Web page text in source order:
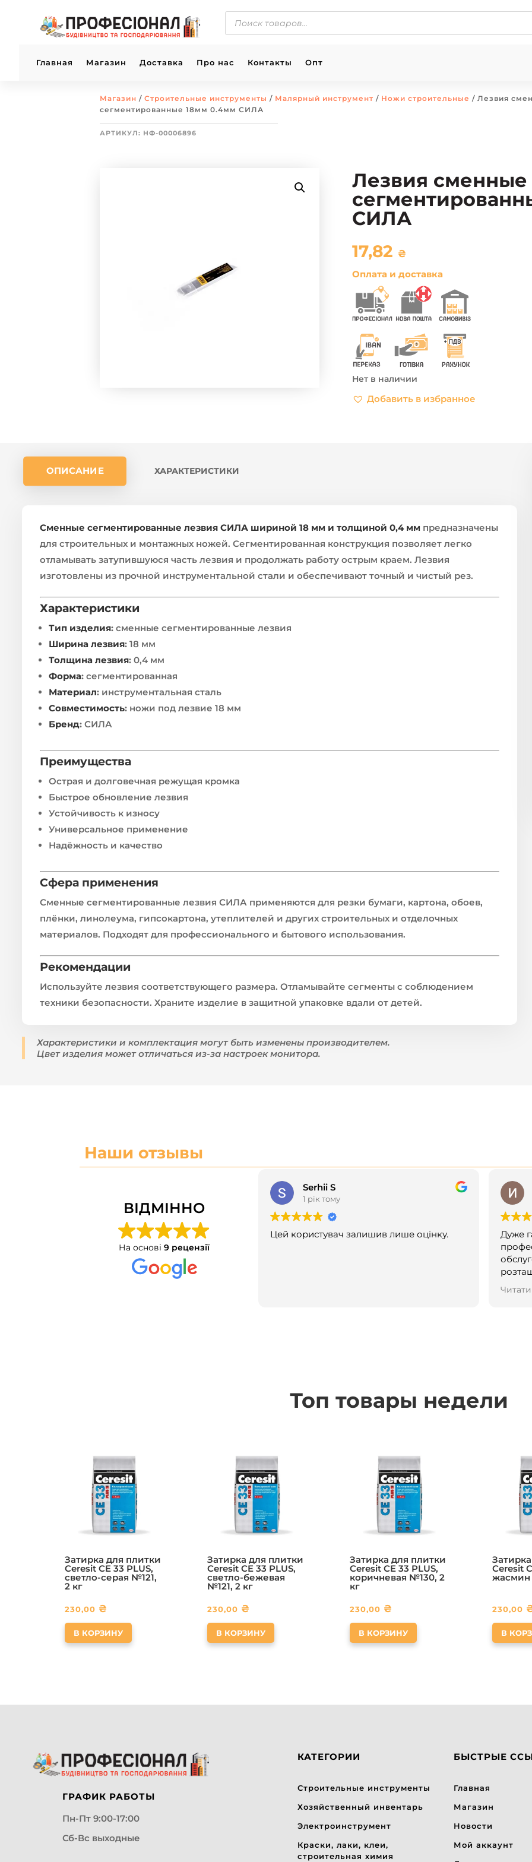
ПОИСК
ТОВАРОВ
Главная Магазин Доставка Про нас Контакты Опт
Магазин / Строительные инструменты / Малярный инструмент / Ножи строительные / Лезвия
сегментированные 18мм 0.4мм СИЛА
АРТИКУЛ: НФ-00006896
Лезвия сменные
СИЛА
17,82 ₴
Оплата и доставка
Нет в наличии
Добавить в избранное
ОПИСАНИЕ ХАРАКТЕРИСТИКИ
Сменные сегментированные лезвия СИЛА шириной 18 мм и толщиной 0,4 мм предназначены
для строительных и монтажных ножей. Сегментированная конструкция позволяет легко
отламывать затупившуюся часть лезвия и продолжать работу острым краем. Лезвия
изготовлены из прочной инструментальной стали и обеспечивают точный и чистый рез.
Характеристики
Тип изделия: сменные сегментированные лезвия
Ширина лезвия: 18 мм
Толщина лезвия: 0,4 мм
Форма: сегментированная
Материал: инструментальная сталь
Совместимость: ножи под лезвие 18 мм
Бренд: СИЛА
Преимущества
Острая и долговечная режущая кромка
Быстрое обновление лезвия
Устойчивость к износу
Универсальное применение
Надёжность и качество
Сфера применения
Сменные сегментированные лезвия СИЛА применяются для резки бумаги, картона, обоев,
плёнки, линолеума, гипсокартона, утеплителей и других строительных и отделочных
материалов. Подходят для профессионального и бытового использования.
Рекомендации
Используйте лезвия соответствующего размера. Отламывайте сегменты с соблюдением
техники безопасности. Храните изделие в защитной упаковке вдали от детей.
Характеристики и комплектация могут быть изменены производителем.
Цвет изделия может отличаться из-за настроек монитора.
Наши отзывы
ВІДМІННО
На основі9 рецензії
Serhii S
1 рік тому
Цей користувач залишив лише оцінку.
Дуже
розташування!
Читати
Топ товары недели
Затирка для плитки
Ceresit CE 33 PLUS,
светло-серая №121,
2 кг
230,00 ₴
В КОРЗИНУ
Затирка для плитки
Ceresit CE 33 PLUS,
светло-бежевая
№121, 2 кг
230,00 ₴
В КОРЗИНУ
Затирка для плитки
Ceresit CE 33 PLUS,
коричневая №130, 2
кг
230,00 ₴
В КОРЗИНУ
Ceresit
жасмин
230,00
В
ГРАФИК РАБОТЫ
Пн-Пт 9:00-17:00
Сб-Вс выходные
КАТЕГОРИИ
Строительные инструменты
Хозяйственный инвентарь
Электроинструмент
Краски, лаки, клеи,
строительная химия
БЫСТРЫЕ
Главная
Магазин
Новости
Мой аккаунт